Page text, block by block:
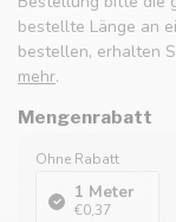
bestellte Länge an
bestellen, erhalten
mehr.
Mengenrabatt
Ohne Rabatt
1 Meter
€0,37